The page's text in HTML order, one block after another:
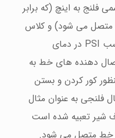
فلنج به اینچ (که برابر
متصل می شود) و کلاس
فلنج که ميزان ماکزیمم فشار بر حسب PSI در دمای
دهنده های خط به
کور کردن و بستن
فلنجی به عنوان مثال
شير تعبيه شده است
خط متصل می شود.